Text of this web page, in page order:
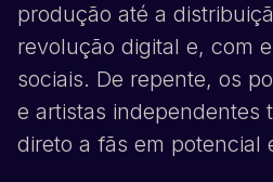
produção até a
revolução digital e, com
sociais. De repente, os
e artistas independentes
direto a fãs em potencial